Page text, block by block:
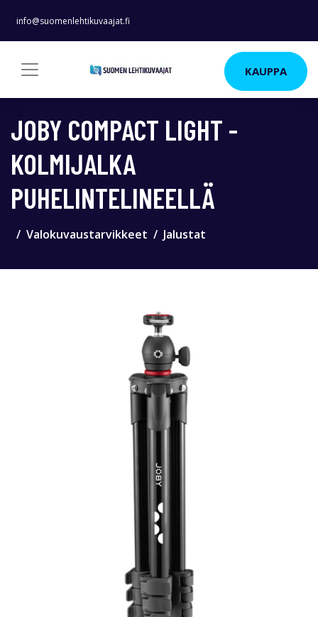
info@suomenlehtikuvaajat.fi
KAUPPA
JOBY COMPACT LIGHT -
KOLMIJALKA
PUHELINTELINEELLÄ
Valokuvaustarvikkeet Jalustat